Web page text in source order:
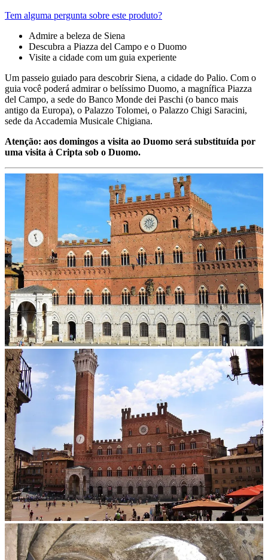
Tem alguma pergunta sobre este produto?
Admire a beleza de Siena
Descubra a Piazza del Campo e o Duomo
Visite a cidade com um guia experiente
Um passeio guiado para descobrir Siena, a cidade do Palio. Com o
guia você poderá admirar o belíssimo Duomo, a magnífica Piazza
del Campo, a sede do Banco Monde dei Paschi (o banco mais
antigo da Europa), o Palazzo Tolomei, o Palazzo Chigi Saracini,
sede da Accademia Musicale Chigiana.
Atenção: aos domingos a visita ao Duomo será substituída por
uma visita à Cripta sob o Duomo.